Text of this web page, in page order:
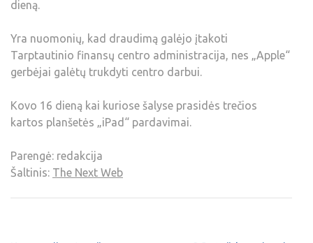
dieną.
Yra nuomonių, kad draudimą galėjo įtakoti
Tarptautinio finansų centro administracija, nes „Apple“
gerbėjai galėtų trukdyti centro darbui.
Kovo 16 dieną kai kuriose šalyse prasidės trečios
kartos planšetės „iPad“ pardavimai.
Parengė: redakcija
Šaltinis: The Next Web